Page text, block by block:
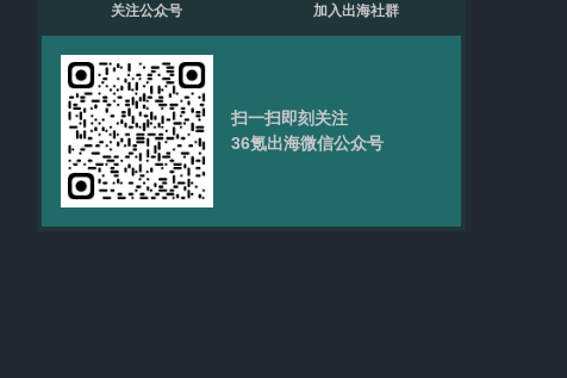
关注公众号 加入出海社群
扫一扫即刻关注
36氪出海微信公众号